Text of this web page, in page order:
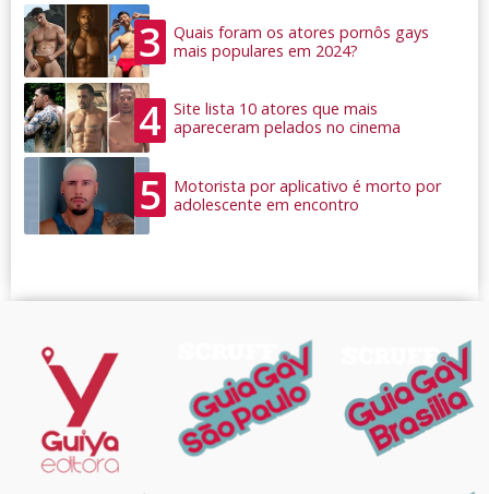
3
Quais foram os atores pornôs gays
mais populares em 2024?
4
Site lista 10 atores que mais
apareceram pelados no cinema
5
Motorista por aplicativo é morto por
adolescente em encontro